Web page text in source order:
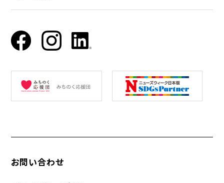
お問い合わせ